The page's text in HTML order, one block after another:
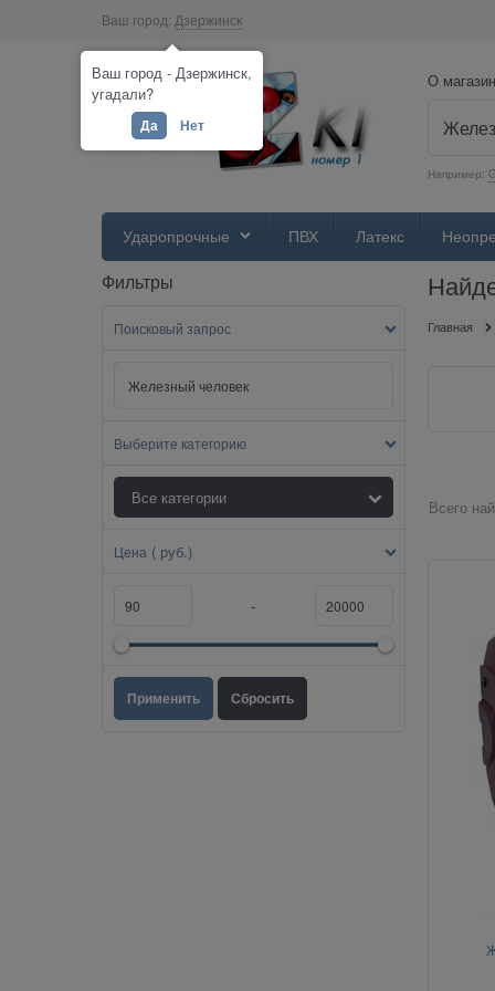
Ваш город: Дзержинск
О
Например:
Ударопрочные ПВХ Латекс
Фильтры
Поисковый запрос
Выберите категорию
Цена ( руб.)
-
Главная
Всего
Ваш город - Дзержинск,
угадали?
Да Нет